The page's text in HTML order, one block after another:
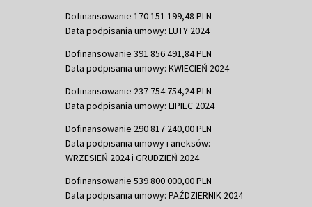
Dofinansowanie 170 151 199,48 PLN
Data podpisania umowy: LUTY 2024
Dofinansowanie 391 856 491,84 PLN
Data podpisania umowy: KWIECIEŃ 2024
Dofinansowanie 237 754 754,24 PLN
Data podpisania umowy: LIPIEC 2024
Dofinansowanie 290 817 240,00 PLN
Data podpisania umowy i aneksów:
WRZESIEŃ 2024 i GRUDZIEŃ 2024
Dofinansowanie 539 800 000,00 PLN
Data podpisania umowy: PAŹDZIERNIK 2024